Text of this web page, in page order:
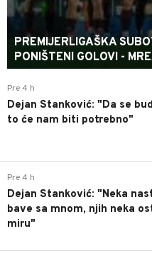
PREMIJERLIGAŠKA
PONIŠTENI GOLOVI -
Pre 4 h
Dejan Stanković: "Da se
to će nam biti potrebno"
Pre 4 h
Dejan Stanković: "Neka
bave sa mnom, njih neka
miru"